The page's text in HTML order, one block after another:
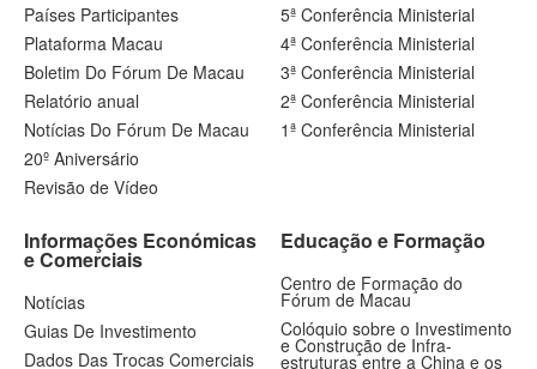
Países Participantes
Plataforma Macau
Boletim Do Fórum De Macau
Relatório anual
Notícias Do Fórum De Macau
20º Aniversário
Revisão de Vídeo
5ª Conferência Ministerial
4ª Conferência Ministerial
3ª Conferência Ministerial
2ª Conferência Ministerial
1ª Conferência Ministerial
Informações Económicas
e Comerciais
Notícias
Guias De Investimento
Dados Das Trocas Comerciais
Educação e Formação
Centro de Formação do
Fórum de Macau
Colóquio sobre o Investimento
e Construção de Infra-
estruturas entre a China e os